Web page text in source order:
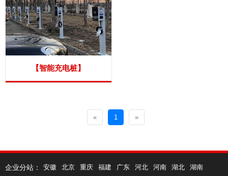
【智能充电桩】
« 1 »
企业分站： 安徽 北京 重庆 福建 广东 河北 河南 湖北
湖南